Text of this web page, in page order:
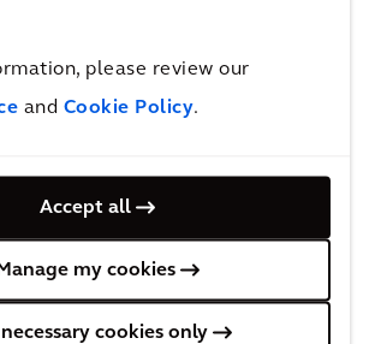
please review our
and Cookie Policy.
Accept all
Manage my cookies
necessary cookies only
bij Treptower Park, Sonnenallee
de automobilisten die uit de
netwerk van stadswegen, regionale
afstandswegen. Het nieuwe deel van
het mobiliteitsaanbod van de stad